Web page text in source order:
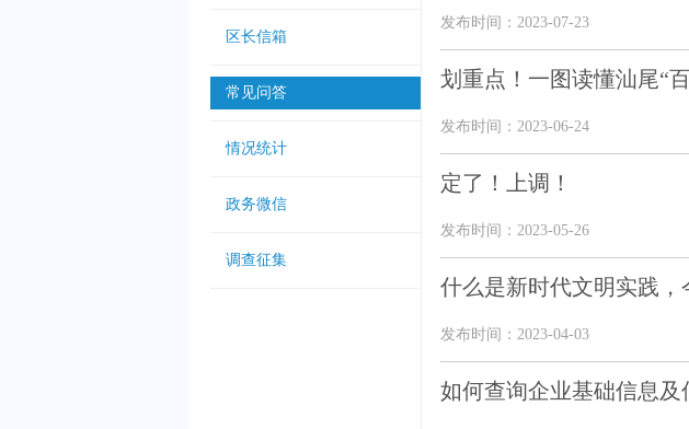
区长信箱
常见问答
情况统计
政务微信
调查征集
发布时间：2023-07-23
划重点！一图读懂汕尾“
发布时间：2023-06-24
定了！上调！
发布时间：2023-05-26
什么是新时代文明实践，
发布时间：2023-04-03
如何查询企业基础信息及